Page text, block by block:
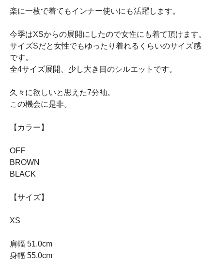
楽に一枚で着てもインナー使いにも活躍します。
今季はXSからの展開にしたので女性にも着て頂けます。
サイズSだと女性でもゆったり着れるくらいのサイズ感
です。
全4サイズ展開、少し大き目のシルエットです。
久々に欲しいと思えた7分袖。
この機会に是非。
【カラー】
OFF
BROWN
BLACK
【サイズ】
XS
肩幅 51.0cm
身幅 55.0cm